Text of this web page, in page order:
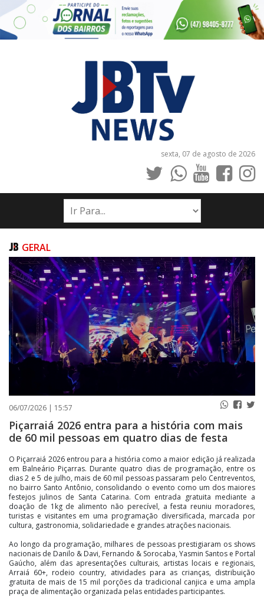
sexta, 07 de agosto de 2026
INÍCIO
NOTÍCIAS
PUBLICAÇÕES LEGAIS
CONTATO
GERAL
06/07/2026 | 15:57
Piçarraiá 2026 entra para a história com mais
de 60 mil pessoas em quatro dias de festa
O Piçarraiá 2026 entrou para a história como a maior edição já realizada
em Balneário Piçarras. Durante quatro dias de programação, entre os
dias 2 e 5 de julho, mais de 60 mil pessoas passaram pelo Centreventos,
no bairro Santo Antônio, consolidando o evento como um dos maiores
festejos julinos de Santa Catarina. Com entrada gratuita mediante a
doação de 1kg de alimento não perecível, a festa reuniu moradores,
turistas e visitantes em uma programação diversificada, marcada por
cultura, gastronomia, solidariedade e grandes atrações nacionais.
Ao longo da programação, milhares de pessoas prestigiaram os shows
nacionais de Danilo & Davi, Fernando & Sorocaba, Yasmin Santos e Portal
Gaúcho, além das apresentações culturais, artistas locais e regionais,
Arraiá 60+, rodeio country, atividades para as crianças, distribuição
gratuita de mais de 15 mil porções da tradicional canjica e uma ampla
praça de alimentação organizada pelas entidades participantes.